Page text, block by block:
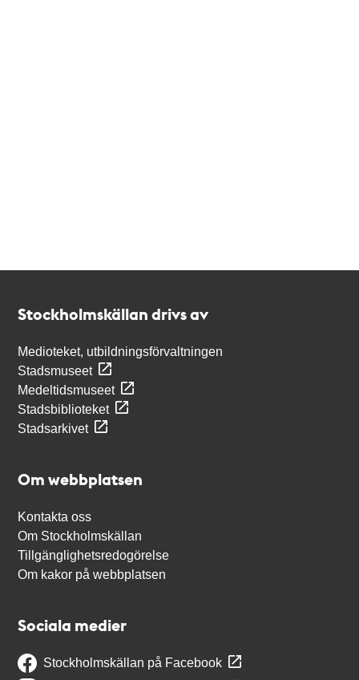
Stockholmskällan drivs av
Medioteket, utbildningsförvaltningen
Stadsmuseet
Medeltidsmuseet
Stadsbiblioteket
Stadsarkivet
Om webbplatsen
Kontakta oss
Om Stockholmskällan
Tillgänglighetsredogörelse
Om kakor på webbplatsen
Sociala medier
Stockholmskällan på Facebook